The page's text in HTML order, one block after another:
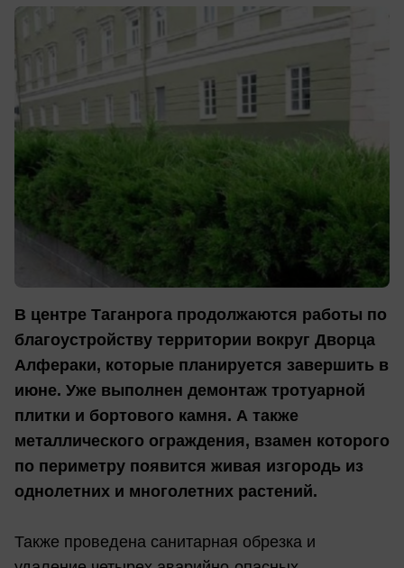
В центре Таганрога продолжаются работы по
благоустройству территории вокруг Дворца
Алфераки, которые планируется завершить в
июне. Уже выполнен демонтаж тротуарной
плитки и бортового камня. А также
металлического ограждения, взамен которого
по периметру появится живая изгородь из
однолетних и многолетних растений.
Также проведена санитарная обрезка и